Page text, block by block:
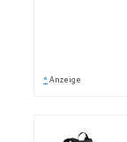
* Anzeige